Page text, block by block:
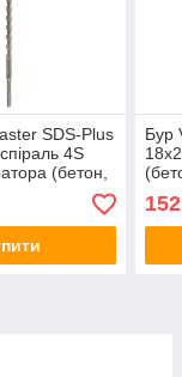
SDS-Plus
4S
(бетон,
Бур
152